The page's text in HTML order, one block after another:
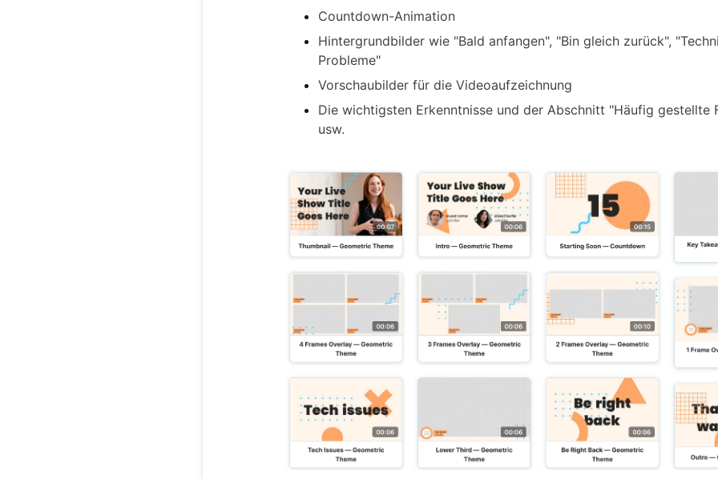
Countdown-Animation
Hintergrundbilder wie "Bald anfangen", "Bin gleich zurück",
Probleme"
Vorschaubilder für die Videoaufzeichnung
Die wichtigsten Erkenntnisse und der Abschnitt "Häufig gestellte
usw.